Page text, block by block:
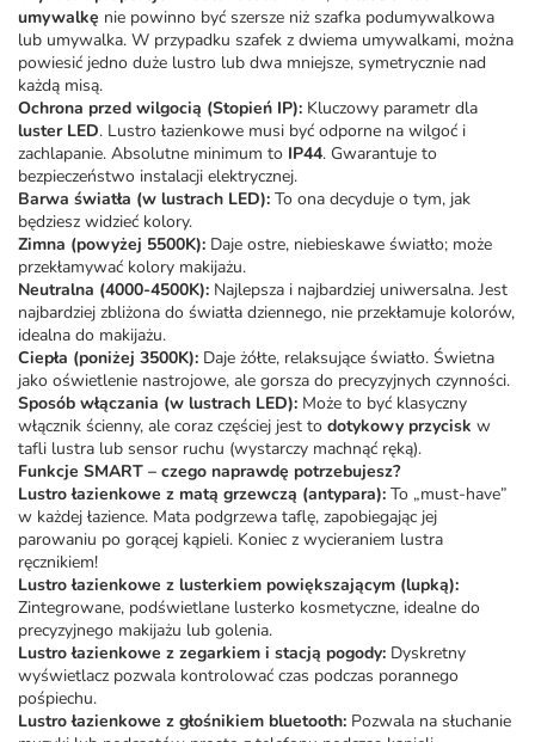
umywalkę nie powinno być szersze niż szafka podumywalkowa
lub umywalka. W przypadku szafek z dwiema umywalkami, można
powiesić jedno duże lustro lub dwa mniejsze, symetrycznie nad
każdą misą.
Ochrona przed wilgocią (Stopień IP): Kluczowy parametr dla
luster LED. Lustro łazienkowe musi być odporne na wilgoć i
zachlapanie. Absolutne minimum to IP44. Gwarantuje to
bezpieczeństwo instalacji elektrycznej.
Barwa światła (w lustrach LED): To ona decyduje o tym, jak
będziesz widzieć kolory.
Zimna (powyżej 5500K): Daje ostre, niebieskawe światło; może
przekłamywać kolory makijażu.
Neutralna (4000-4500K): Najlepsza i najbardziej uniwersalna. Jest
najbardziej zbliżona do światła dziennego, nie przekłamuje kolorów,
idealna do makijażu.
Ciepła (poniżej 3500K): Daje żółte, relaksujące światło. Świetna
jako oświetlenie nastrojowe, ale gorsza do precyzyjnych czynności.
Sposób włączania (w lustrach LED): Może to być klasyczny
włącznik ścienny, ale coraz częściej jest to dotykowy przycisk w
tafli lustra lub sensor ruchu (wystarczy machnąć ręką).
Funkcje SMART – czego naprawdę potrzebujesz?
Lustro łazienkowe z matą grzewczą (antypara): To „must-have”
w każdej łazience. Mata podgrzewa taflę, zapobiegając jej
parowaniu po gorącej kąpieli. Koniec z wycieraniem lustra
ręcznikiem!
Lustro łazienkowe z lusterkiem powiększającym (lupką):
Zintegrowane, podświetlane lusterko kosmetyczne, idealne do
precyzyjnego makijażu lub golenia.
Lustro łazienkowe z zegarkiem i stacją pogody: Dyskretny
wyświetlacz pozwala kontrolować czas podczas porannego
pośpiechu.
Lustro łazienkowe z głośnikiem bluetooth: Pozwala na słuchanie